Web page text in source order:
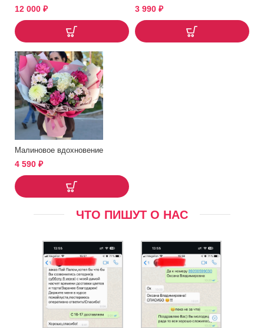
12 000 ₽ 3 990 ₽
Малиновое вдохновение
4 590 ₽
ЧТО ПИШУТ О НАС